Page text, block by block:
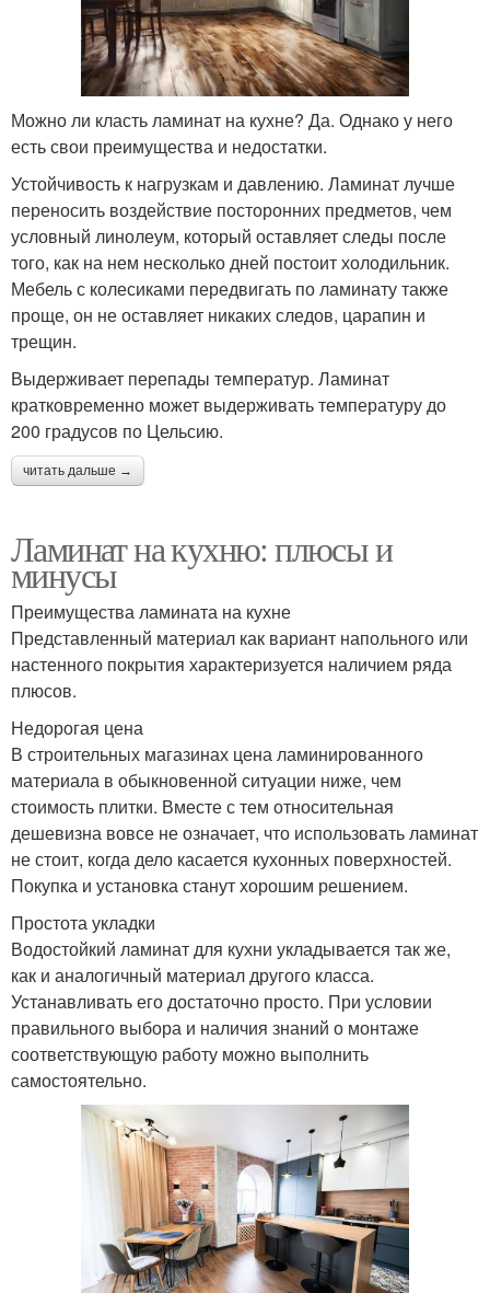
Можно ли класть ламинат на кухне? Да. Однако у него
есть свои преимущества и недостатки.
Устойчивость к нагрузкам и давлению. Ламинат лучше
переносить воздействие посторонних предметов, чем
условный линолеум, который оставляет следы после
того, как на нем несколько дней постоит холодильник.
Мебель с колесиками передвигать по ламинату также
проще, он не оставляет никаких следов, царапин и
трещин.
Выдерживает перепады температур. Ламинат
кратковременно может выдерживать температуру до
200 градусов по Цельсию.
читать дальше →
Ламинат на кухню: плюсы и
минусы
Преимущества ламината на кухне
Представленный материал как вариант напольного или
настенного покрытия характеризуется наличием ряда
плюсов.
Недорогая цена
В строительных магазинах цена ламинированного
материала в обыкновенной ситуации ниже, чем
стоимость плитки. Вместе с тем относительная
дешевизна вовсе не означает, что использовать ламинат
не стоит, когда дело касается кухонных поверхностей.
Покупка и установка станут хорошим решением.
Простота укладки
Водостойкий ламинат для кухни укладывается так же,
как и аналогичный материал другого класса.
Устанавливать его достаточно просто. При условии
правильного выбора и наличия знаний о монтаже
соответствующую работу можно выполнить
самостоятельно.